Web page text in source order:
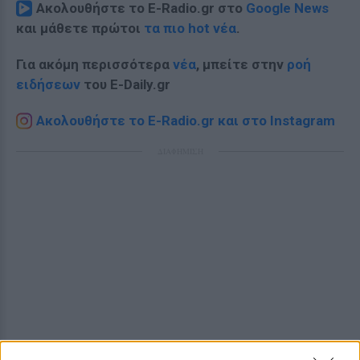
Ακολουθήστε το E-Radio.gr στο Google News
και μάθετε πρώτοι τα πιο hot νέα.
Για ακόμη περισσότερα νέα, μπείτε στην ροή
ειδήσεων του E-Daily.gr
Ακολουθήστε το E-Radio.gr και στο Instagram